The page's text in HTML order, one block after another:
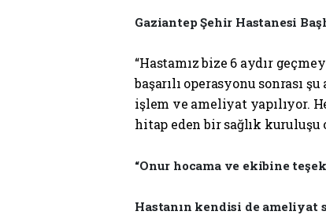
Gaziantep Şehir Hastanesi
“Hastamız bize 6 aydır
başarılı operasyonu sonrası
işlem ve ameliyat yapılıyor.
hitap eden bir sağlık kuruluşu
“Onur hocama ve ekibine
Hastanın kendisi de ameliyat